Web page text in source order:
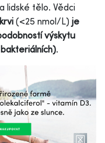
lidské tělo. Vědci
(<25 nmol/L) je
výskytu
.